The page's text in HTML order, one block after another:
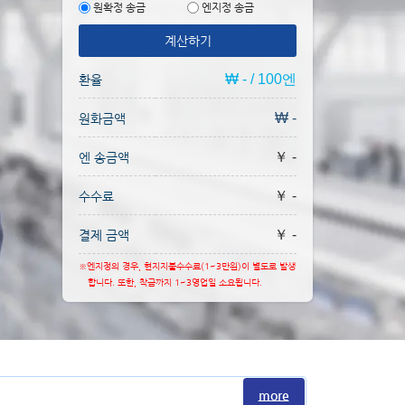
원확정 송금 엔지정 송금
계산하기
환율 ₩ - / 100엔
원화금액 ₩ -
엔 송금액 ￥ -
수수료 ￥ -
결제 금액 ￥ -
※엔지정의 경우, 현지지불수수료(1~3만원)이 별도로 발생
합니다. 또한, 착금까지 1~3영업일 소요됩니다.
more